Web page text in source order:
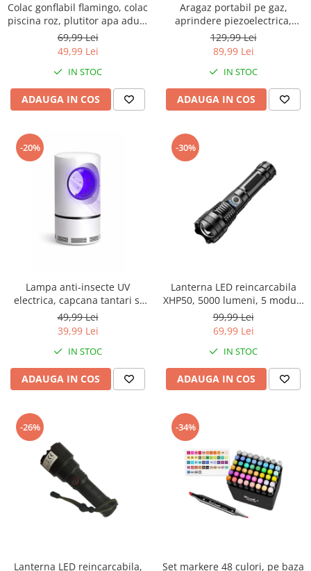
Colac gonflabil flamingo, colac
piscina roz, plutitor apa adulti
si copii, model flamingo,
material pvc, 90 cm
69,99 Lei
49,99 Lei
IN STOC
ADAUGA IN COS
Aragaz portabil pe gaz,
aprindere piezoelectrica,
pentru camping, drumetii si
calatorii, 1 arzator diametru
129,99 Lei
89,99 Lei
IN STOC
ADAUGA IN COS
-20%
Lampa anti-insecte UV
electrica, capcana tantari si
muste, ventilator integrat,
silentioasa, interior,
alimentare USB, 13x13x22.5
cm
49,99 Lei
39,99 Lei
IN STOC
ADAUGA IN COS
-30%
Lanterna LED reincarcabila
XHP50, 5000 lumeni, 5 moduri
de iluminare, zoom reglabil,
baterie 18650 2200mAh,
rezistenta la apa, USB,
16.5x4x4 cm
99,99 Lei
69,99 Lei
IN STOC
ADAUGA IN COS
-26%
Lanterna LED reincarcabila,
-34%
Set markere 48 culori, pe baza